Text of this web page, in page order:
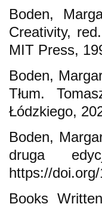
Boden,
Creativity,
MIT Press,
Boden,
Tłum.
Łódzkiego,
Boden,
druga
https://
Books